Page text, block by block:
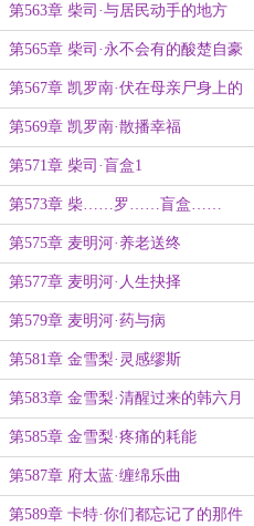
第563章 柴司·与居民动手的地方
第565章 柴司·永不会有的酸楚自豪
第567章 凯罗南·伏在母亲尸身上的
痛哭
第569章 凯罗南·散播幸福
第571章 柴司·盲盒1
第573章 柴……罗……盲盒……
南……1
第575章 麦明河·养老送终
第577章 麦明河·人生抉择
第579章 麦明河·药与病
第581章 金雪梨·灵感缪斯
第583章 金雪梨·清醒过来的韩六月
第585章 金雪梨·疼痛的耗能
第587章 府太蓝·缠绵乐曲
第589章 卡特·你们都忘记了的那件